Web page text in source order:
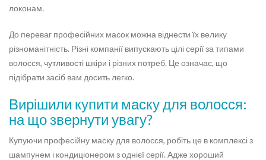
локонам.
До переваг професійних масок можна віднести їх велику
різноманітність. Різні компанії випускають цілі серії за типами
волосся, чутливості шкіри і різних потреб. Це означає, що
підібрати засіб вам досить легко.
Вирішили купити маску для волосся:
на що звернути увагу?
Купуючи професійну маску для волосся, робіть це в комплексі з
шампунем і кондиціонером з однієї серії. Адже хороший